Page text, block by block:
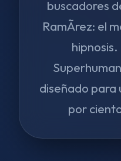
buscadores
RamÃ­rez: el
diseñado para
por